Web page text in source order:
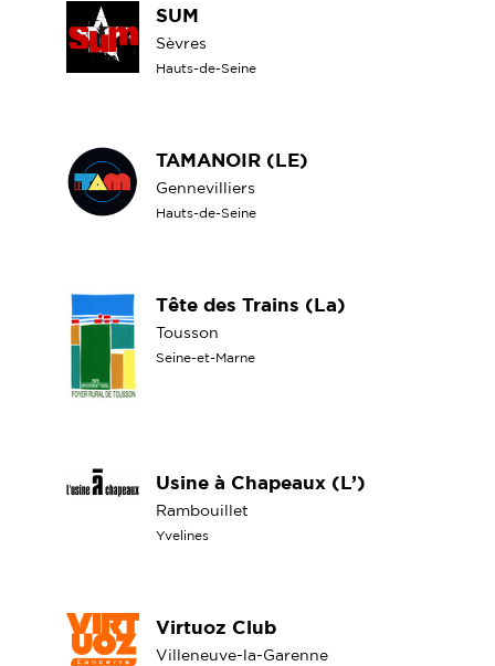
SUM
Sèvres
Hauts-de-Seine
TAMANOIR (LE)
Gennevilliers
Hauts-de-Seine
Tête des Trains (La)
Tousson
Seine-et-Marne
Usine à Chapeaux (L’)
Rambouillet
Yvelines
Virtuoz Club
Villeneuve-la-Garenne